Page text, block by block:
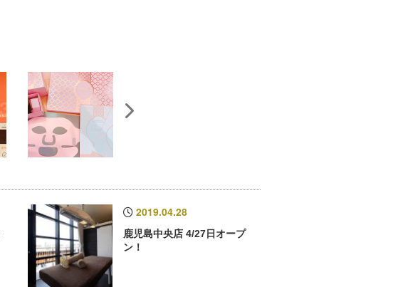
2019.04.28
鹿児島中央店 4/27日オープ
ン！